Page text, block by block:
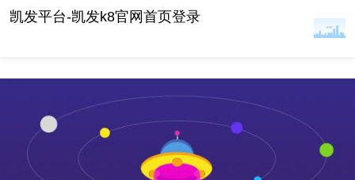
阳江北洛秘境度假酒店 -凯发平台
凯发平台-凯发k8官网首页登录